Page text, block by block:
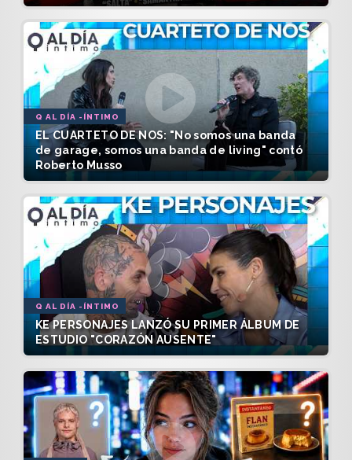
Q AL DÍA -ÍNTIMO
EL CUARTETO DE NOS: "No somos una banda
de garage, somos una banda de living" contó
Roberto Musso
Q AL DÍA -ÍNTIMO
KE PERSONAJES LANZÓ SU PRIMER ÁLBUM DE
ESTUDIO "CORAZÓN AUSENTE"